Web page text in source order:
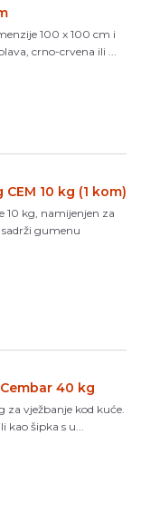
100 x 100 cm i
crno-crvena ili ...
10 kg (1 kom)
10 kg, namijenjen za
gumenu
40 kg
za vježbanje kod kuće.
kao šipka s u...